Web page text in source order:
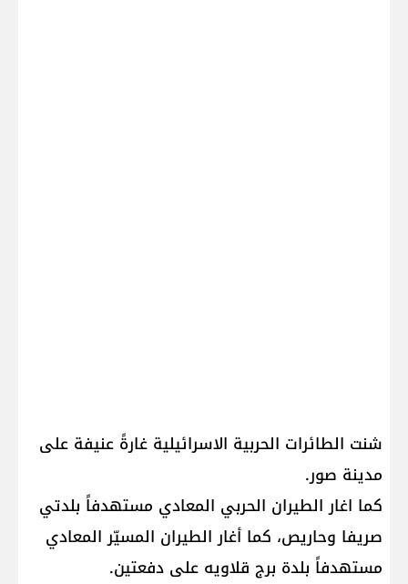
شنت الطائرات الحربية الاسرائيلية غارةً عنيفة على
مدينة ​صور​.
كما اغار الطيران الحربي المعادي مستهدفاً بلدتي ​
صريفا​ و​حاريص​، كما أغار الطيران المسيّر المعادي
مستهدفاً بلدة ​برج قلاويه​ على دفعتين.